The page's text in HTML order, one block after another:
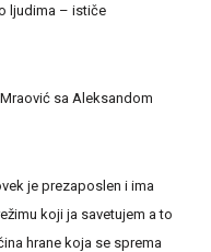
ljudima – ističe
sa Aleksandom
je prezaposlen i ima
koji ja savetujem a to
hrane koja se sprema